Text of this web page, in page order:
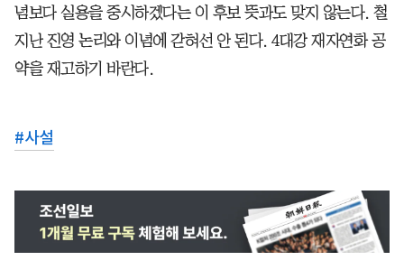
념보다 실용을 중시하겠다는 이 후보 뜻과도 맞지 않는다. 철
지난 진영 논리와 이념에 갇혀선 안 된다. 4대강 재자연화 공
약을 재고하기 바란다.
#사설